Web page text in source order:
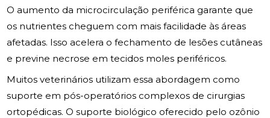
O aumento da microcirculação periférica garante que
os nutrientes cheguem com mais facilidade às áreas
afetadas. Isso acelera o fechamento de lesões cutâneas
e previne necrose em tecidos moles periféricos.
Muitos veterinários utilizam essa abordagem como
suporte em pós-operatórios complexos de cirurgias
ortopédicas. O suporte biológico oferecido pelo ozônio